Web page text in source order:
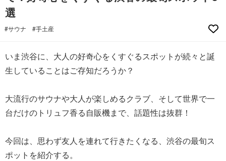
選
#サウナ #手土産
いま渋谷に、大人の好奇心をくすぐるスポットが続々と誕
生していることはご存知だろうか？
大流行のサウナや大人が楽しめるクラブ、そして世界で一
台だけのトリュフ香る自販機まで、話題性は抜群！
今回は、思わず友人を連れて行きたくなる、渋谷の最旬ス
ポットを紹介する。